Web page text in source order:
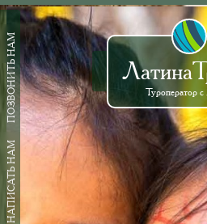
Туроператор
ПОЗВОНИТЬ НАМ
НАПИСАТЬ НАМ